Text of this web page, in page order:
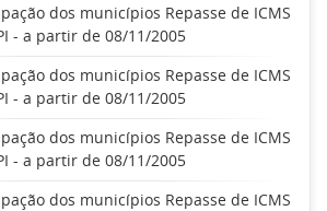
dos municípios Repasse de ICMS
- a partir de 08/11/2005
dos municípios Repasse de ICMS
- a partir de 08/11/2005
dos municípios Repasse de ICMS
- a partir de 08/11/2005
dos municípios Repasse de ICMS